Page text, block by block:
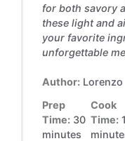
for both savory
these light and
your favorite
unforgettable
Author: Lorenzo
Prep
Time: 30
minutes
Cook
Time: